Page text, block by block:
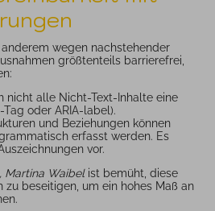
wegen nachstehender
größtenteils barrierefrei,
nicht alle Nicht-Text-Inhalte eine
oder ARIA-label).
und Beziehungen können
erfasst werden. Es
vor.
Martina Waibelist bemüht, diese
beseitigen, um ein hohes Maß an